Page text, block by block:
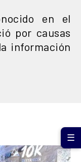
en el
por causas
información
☰